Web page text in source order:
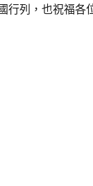
行列，也祝福各